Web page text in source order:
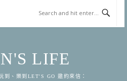
LIFE
到、樂到LET'S GO 邀約來信：